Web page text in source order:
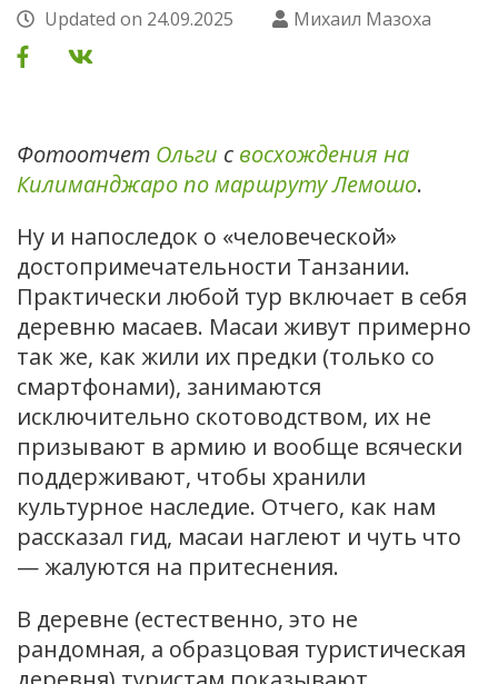
Updated on 24.09.2025 Михаил Мазоха
Фотоотчет Ольги с восхождения на
Килиманджаро по маршруту Лемошо.
Ну и напоследок о «человеческой»
достопримечательности Танзании.
Практически любой тур включает в себя
деревню масаев. Масаи живут примерно
так же, как жили их предки (только со
смартфонами), занимаются
исключительно скотоводством, их не
призывают в армию и вообще всячески
поддерживают, чтобы хранили
культурное наследие. Отчего, как нам
рассказал гид, масаи наглеют и чуть что
— жалуются на притеснения.
В деревне (естественно, это не
рандомная, а образцовая туристическая